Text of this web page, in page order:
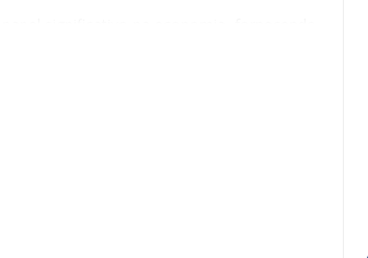
significativo na economia, fornecendo
a segurança e eficiência dos
empresa confiável é vital para garantir a